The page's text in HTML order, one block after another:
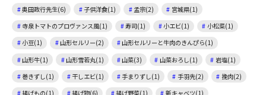
奥田政行先生(6)
子供洋食(1) 孟宗(2)
宮城県(1)
寺泉トマトのプロヴァンス風(1)
寿司(1) 小エビ(1)
小松菜(1)
小豆(1)
山形セルリー(2)
山形セルリーと牛肉のきんぴら(1)
山形牛(1)
山形雪若丸(1) 山菜(3) 山菜おろし(1)
岩塩(1)
巻きずし(1)
干しエビ(1) 手まりずし(1) 手羽先(2)
挽肉(2)
揚げもの(1)
揚げ物(6) 揚げ野菜(1)
新キャベツ(1)